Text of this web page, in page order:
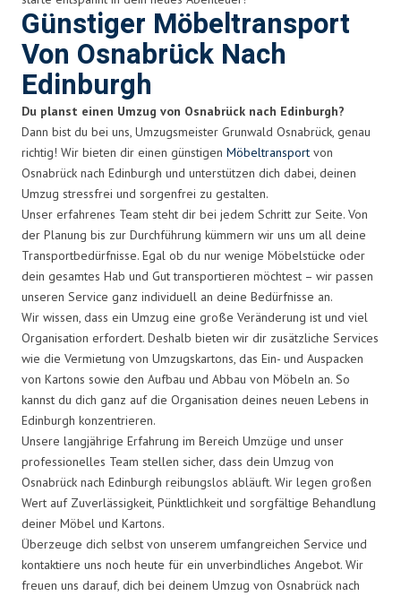
Günstiger Möbeltransport
Von Osnabrück Nach
Edinburgh
Du planst einen Umzug von Osnabrück nach Edinburgh?
Dann bist du bei uns, Umzugsmeister Grunwald Osnabrück, genau
richtig! Wir bieten dir einen günstigen Möbeltransport von
Osnabrück nach Edinburgh und unterstützen dich dabei, deinen
Umzug stressfrei und sorgenfrei zu gestalten.
Unser erfahrenes Team steht dir bei jedem Schritt zur Seite. Von
der Planung bis zur Durchführung kümmern wir uns um all deine
Transportbedürfnisse. Egal ob du nur wenige Möbelstücke oder
dein gesamtes Hab und Gut transportieren möchtest – wir passen
unseren Service ganz individuell an deine Bedürfnisse an.
Wir wissen, dass ein Umzug eine große Veränderung ist und viel
Organisation erfordert. Deshalb bieten wir dir zusätzliche Services
wie die Vermietung von Umzugskartons, das Ein- und Auspacken
von Kartons sowie den Aufbau und Abbau von Möbeln an. So
kannst du dich ganz auf die Organisation deines neuen Lebens in
Edinburgh konzentrieren.
Unsere langjährige Erfahrung im Bereich Umzüge und unser
professionelles Team stellen sicher, dass dein Umzug von
Osnabrück nach Edinburgh reibungslos abläuft. Wir legen großen
Wert auf Zuverlässigkeit, Pünktlichkeit und sorgfältige Behandlung
deiner Möbel und Kartons.
Überzeuge dich selbst von unserem umfangreichen Service und
kontaktiere uns noch heute für ein unverbindliches Angebot. Wir
freuen uns darauf, dich bei deinem Umzug von Osnabrück nach